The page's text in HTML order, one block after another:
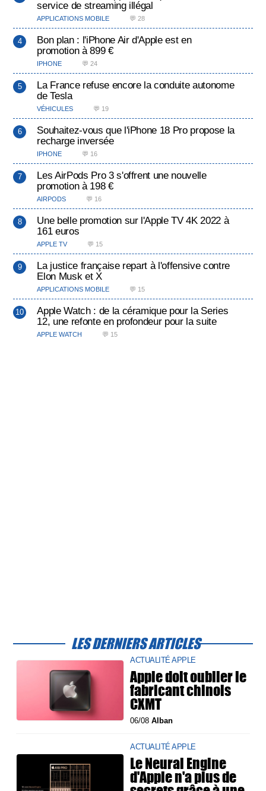
service de streaming illégal
APPLICATIONS MOBILE 💬 28
Bon plan : l'iPhone Air d'Apple est en
promotion à 899 €
IPHONE 💬 24
La France refuse encore la conduite autonome
de Tesla
VÉHICULES 💬 19
Souhaitez-vous que l'iPhone 18 Pro propose la
recharge inversée
IPHONE 💬 16
Les AirPods Pro 3 s'offrent une nouvelle
promotion à 198 €
AIRPODS 💬 16
Une belle promotion sur l'Apple TV 4K 2022 à
161 euros
APPLE TV 💬 15
La justice française repart à l'offensive contre
Elon Musk et X
APPLICATIONS MOBILE 💬 15
Apple Watch : de la céramique pour la Series
12, une refonte en profondeur pour la suite
APPLE WATCH 💬 15
LES DERNIERS ARTICLES
ACTUALITÉ APPLE
Apple doit oublier le
fabricant chinois
CXMT
06/08Alban
ACTUALITÉ APPLE
Le Neural Engine
d'Apple n'a plus de